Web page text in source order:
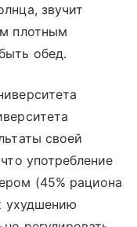
звучит
плотным
обед.
своей
употребление
(45% рациона
ухудшению